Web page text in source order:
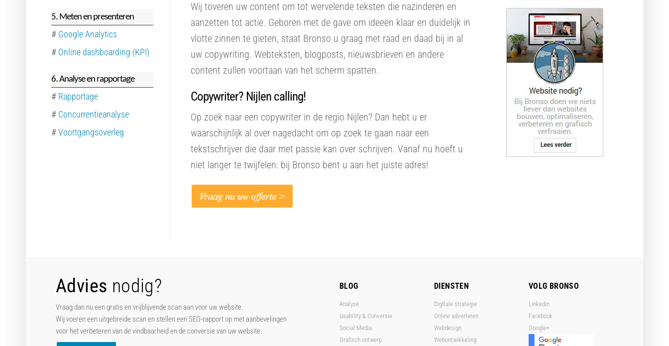
Wij toveren uw content om tot wervelende teksten die nazinderen en
aanzetten tot actie. Geboren met de gave om ideeën klaar en duidelijk in
vlotte zinnen te gieten, staat Bronso u graag met raad en daad bij in al
uw copywriting. Webteksten, blogposts, nieuwsbrieven en andere
content zullen voortaan van het scherm spatten.
Copywriter? Nijlen calling!
Op zoek naar een copywriter in de regio Nijlen? Dan hebt u er
waarschijnlijk al over nagedacht om op zoek te gaan naar een
tekstschrijver die daar met passie kan over schrijven. Vanaf nu hoeft u
niet langer te twijfelen: bij Bronso bent u aan het juiste adres!
5. Meten en presenteren
# Google Analytics
# Online dashboarding (KPI)
6. Analyse en rapportage
# Rapportage
# Concurrentieanalyse
#Voortgangsoverleg
Advies nodig?
Vraag dan nu een gratis en vrijblijvende scan aan voor uw website.
Wij voeren een uitgebreide scan en stellen een SEO-rapport op met aanbevelingen
voor het verbeteren van de vindbaarheid en de conversie van uw website.
BLOG
Analyse
Usability & Conversie
Social Media
Grafisch ontwerp
DIENSTEN
Digitale strategie
Online adverteren
Webdesign
Webontwikkeling
VOLG BRONSO
LinkedIn
Facebook
Google+